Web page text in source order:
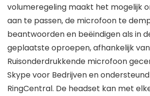
volumeregeling maakt het mogelijk
aan te passen, de microfoon te
beantwoorden en beëindigen als in
geplaatste oproepen, afhankelijk
Ruisonderdrukkende microfoon
Skype voor Bedrijven en
RingCentral. De headset kan met